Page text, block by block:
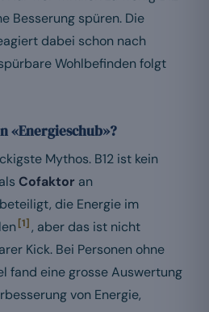
Besserung spüren. Die
dabei schon nach
Wohlbefinden folgt
«Energieschub»?
Mythos. B12 ist kein
Cofaktor an
die Energie im
[1] , aber das ist nicht
Kick. Bei Personen ohne
fand eine grosse Auswertung
von Energie,